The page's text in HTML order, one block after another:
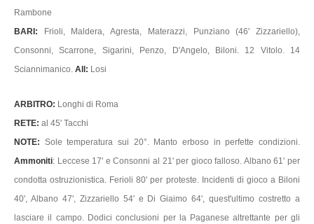
Rambone
BARI: Frioli, Maldera, Agresta, Materazzi, Punziano (46' Zizzariello),
Consonni, Scarrone, Sigarini, Penzo, D'Angelo, Biloni. 12 Vitolo. 14
Sciannimanico. All: Losi
ARBITRO: Longhi di Roma
RETE: al 45' Tacchi
NOTE: Sole temperatura sui 20°. Manto erboso in perfette condizioni.
Ammoniti: Leccese 17' e Consonni al 21' per gioco falloso. Albano 61' per
condotta ostruzionistica. Ferioli 80' per proteste. Incidenti di gioco a Biloni
40', Albano 47', Zizzariello 54' e Di Giaimo 64', quest'ultimo costretto a
lasciare il campo. Dodici conclusioni per la Paganese altrettante per gli